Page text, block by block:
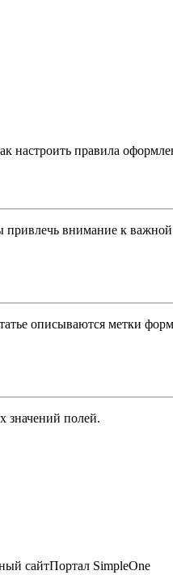
настроить правила
привлечь внимание к
описываются метки
значений полей.
сайтПортал SimpleOne